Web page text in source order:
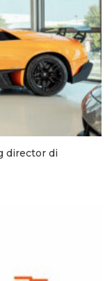
director di